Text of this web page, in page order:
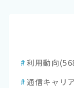
#利用動向
#通信キャリア